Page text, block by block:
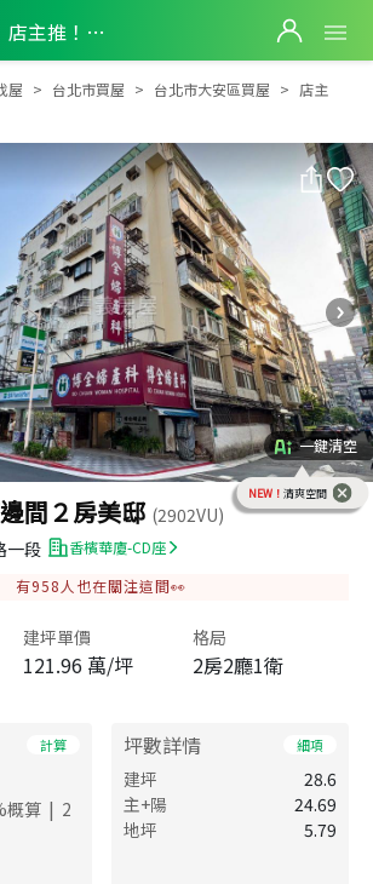
店主推！朝南邊間２房美邸
店主推！朝南邊間２房美邸
屋 台北市買屋 台北市大安區買屋
店主
一鍵清空
NEW！ 清爽空間
間２房美邸 (2902VU)
一段
香檳華廈-CD座
有958 人也在關注這間👀
建坪單價
121.96 萬/坪
格局
2房2廳1衛
計算
概算 | 2
坪數詳情 細項
建坪
28.6
主+陽
24.69
地坪
5.79